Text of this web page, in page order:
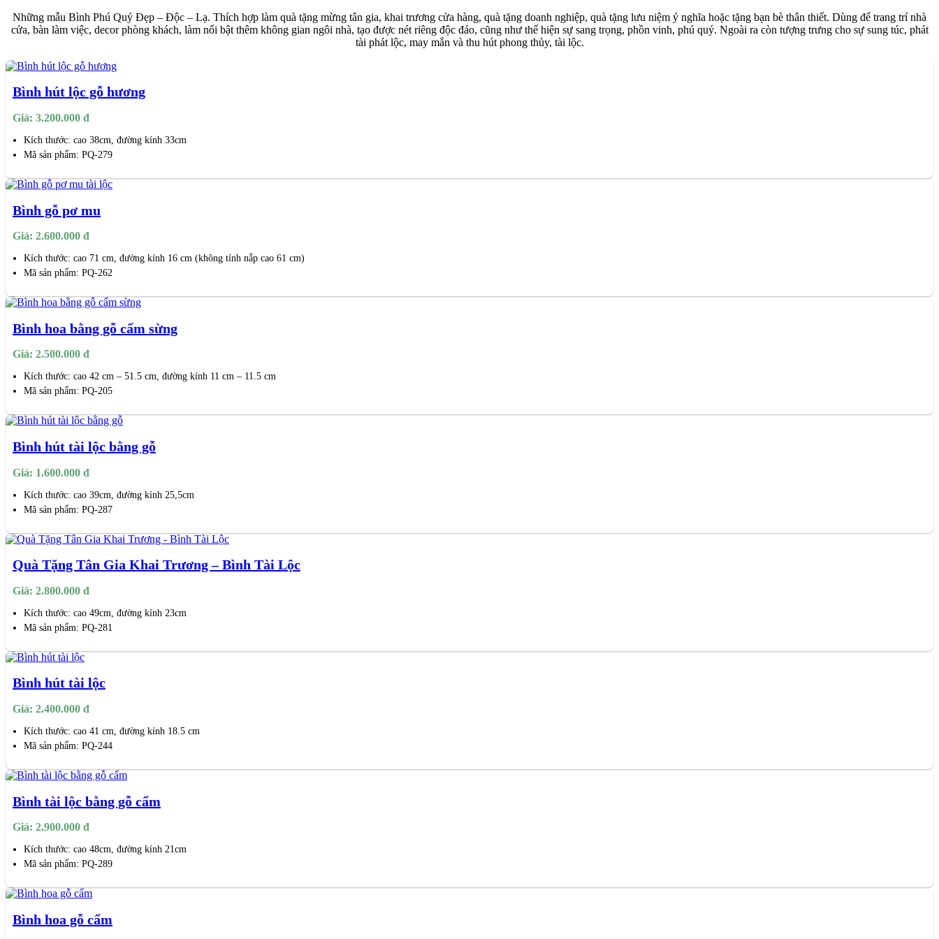
Những mẫu Bình Phú Quý Đẹp – Độc – Lạ. Thích hợp làm quà tặng mừng tân gia, khai trương cửa hàng, quà tặng doanh nghiệp, quà tặng lưu niệm ý nghĩa hoặc tặng bạn bè thân thiết. Dùng để trang trí nhà
cửa, bàn làm việc, decor phòng khách, làm nổi bật thêm không gian ngôi nhà, tạo được nét riêng độc đáo, cũng như thể hiện sự sang trọng, phồn vinh, phú quý. Ngoài ra còn tượng trưng cho sự sung túc, phát
tài phát lộc, may mắn và thu hút phong thủy, tài lộc.
Bình hút lộc gỗ hương
Giá: 3.200.000 đ
Kích thước: cao 38cm, đường kính 33cm
Mã sản phẩm: PQ-279
Bình gỗ pơ mu
Giá: 2.600.000 đ
Kích thước: cao 71 cm, đường kính 16 cm (không tính nắp cao 61 cm)
Mã sản phẩm: PQ-262
Bình hoa bằng gỗ cẩm sừng
Giá: 2.500.000 đ
Kích thước: cao 42 cm – 51.5 cm, đường kính 11 cm – 11.5 cm
Mã sản phẩm: PQ-205
Bình hút tài lộc bằng gỗ
Giá: 1.600.000 đ
Kích thước: cao 39cm, đường kính 25,5cm
Mã sản phẩm: PQ-287
Quà Tặng Tân Gia Khai Trương – Bình Tài Lộc
Giá: 2.800.000 đ
Kích thước: cao 49cm, đường kính 23cm
Mã sản phẩm: PQ-281
Bình hút tài lộc
Giá: 2.400.000 đ
Kích thước: cao 41 cm, đường kính 18.5 cm
Mã sản phẩm: PQ-244
Bình tài lộc bằng gỗ cẩm
Giá: 2.900.000 đ
Kích thước: cao 48cm, đường kính 21cm
Mã sản phẩm: PQ-289
Bình hoa gỗ cẩm